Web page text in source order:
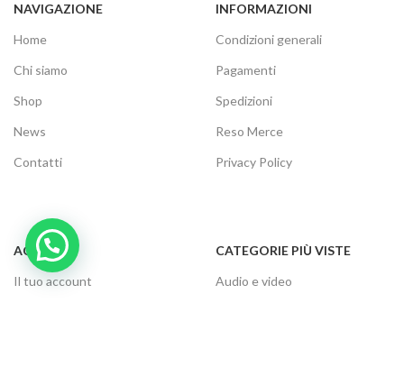
NAVIGAZIONE
Home
Chi siamo
Shop
News
Contatti
INFORMAZIONI
Condizioni generali
Pagamenti
Spedizioni
Reso Merce
Privacy Policy
ACCOUNT
Il tuo account
CATEGORIE PIÙ VISTE
Audio e video